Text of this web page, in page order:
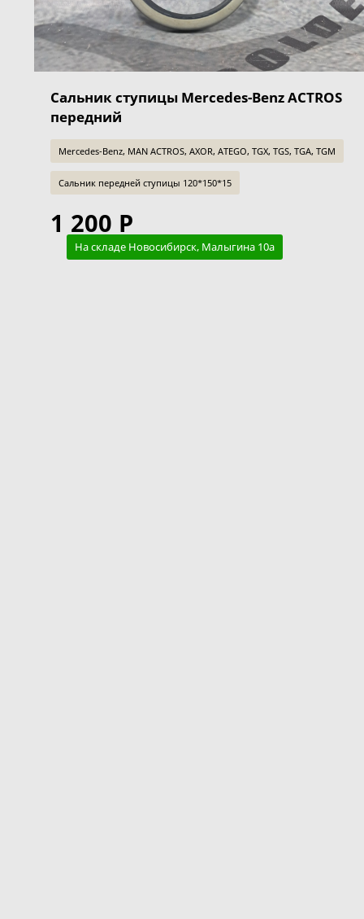
Сальник ступицы Mercedes-Benz ACTROS
передний
Mercedes-Benz, MAN ACTROS, AXOR, ATEGO, TGX, TGS, TGA, TGM
Сальник передней ступицы 120*150*15
1 200 Р
На складе Новосибирск, Малыгина 10а